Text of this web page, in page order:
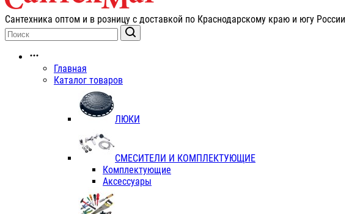
Сантехника оптом и в розницу с доставкой по Краснодарскому краю и югу России
Главная
Каталог товаров
ЛЮКИ
СМЕСИТЕЛИ И КОМПЛЕКТУЮЩИЕ
Комплектующие
Аксессуары